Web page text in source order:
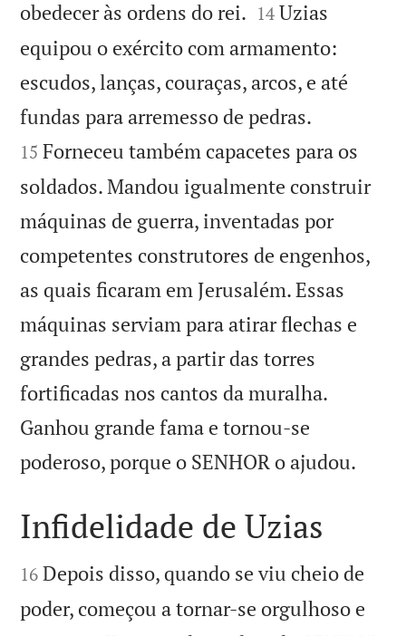
obedecer às ordens do rei. 

14 Uzias
equipou o exército com armamento:
escudos, lanças, couraças, arcos, e até
fundas para arremesso de pedras.
15 Forneceu também capacetes para os
soldados. Mandou igualmente construir
máquinas de guerra, inventadas por
competentes construtores de engenhos,
as quais ficaram em Jerusalém. Essas
máquinas serviam para atirar flechas e
grandes pedras, a partir das torres
fortificadas nos cantos da muralha.
Ganhou grande fama e tornou-se
poderoso, porque o SENHOR o ajudou.

Infidelidade de Uzias

16 Depois disso, quando se viu cheio de
poder, começou a tornar-se orgulhoso e